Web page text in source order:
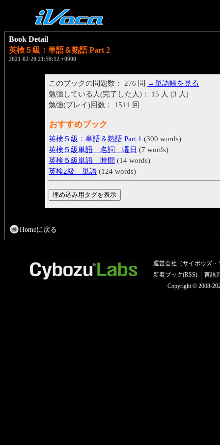
Book Detail
英検５級：単語＆熟語 Part 2
2021-02-20 21:59:12 +0900
このブックの問題数： 276 問 →単語帳を見る
勉強している人(完了した人)： 15 人 (3 人)
勉強(プレイ)回数： 1511 回
おすすめブック
英検５級：単語＆熟語 Part 1 (300 words)
英検５級単語 名詞 曜日 (7 words)
英検５級単語 時間 (14 words)
英検2級 単語 (124 words)
Homeに戻る
運営会社（サイボウズ・
新着ブック(RSS)
言語
Copyright © 2008-